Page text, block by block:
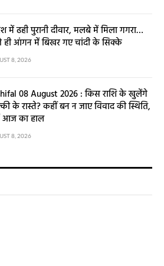
में ढही पुरानी दीवार, मलबे में मिला गगरा…
ही आंगन में बिखर गए चांदी के सिक्के
8, 2026
08 August 2026 : किस राशि के खुलेंगे
के रास्ते? कहीं बन न जाए विवाद की स्थिति,
आज का हाल
8, 2026